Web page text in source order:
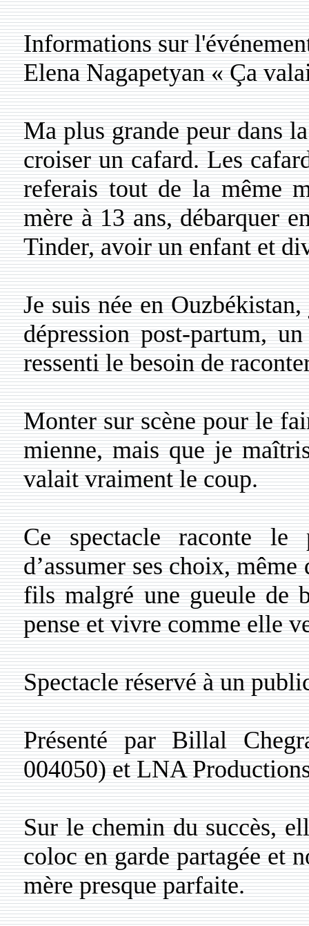
Informations sur
Elena Nagapetyan « Ça
Ma plus grande peur dans
croiser un cafard. Les
referais tout de la même
mère à 13 ans, débarquer
Tinder, avoir un enfant et
Je suis née en
dépression post-partum,
ressenti le besoin de
Monter sur scène pour le
mienne, mais que je
valait vraiment le coup.
Ce spectacle raconte le
d’assumer ses choix,
fils malgré une gueule de
pense et vivre comme elle
Spectacle réservé à un
Présenté par Billal
004050) et LNA
Sur le chemin du succès,
coloc en garde partagée et
mère presque parfaite.